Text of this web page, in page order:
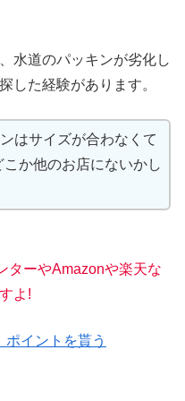
水道のパッキンが劣化し
した経験があります。
はサイズが合わなくて
か他のお店にないかし
ターやAmazonや楽天な
よ!
イントを貰う